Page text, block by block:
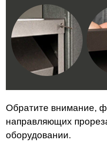
Обратите внимание,
направляющих
оборудовании.